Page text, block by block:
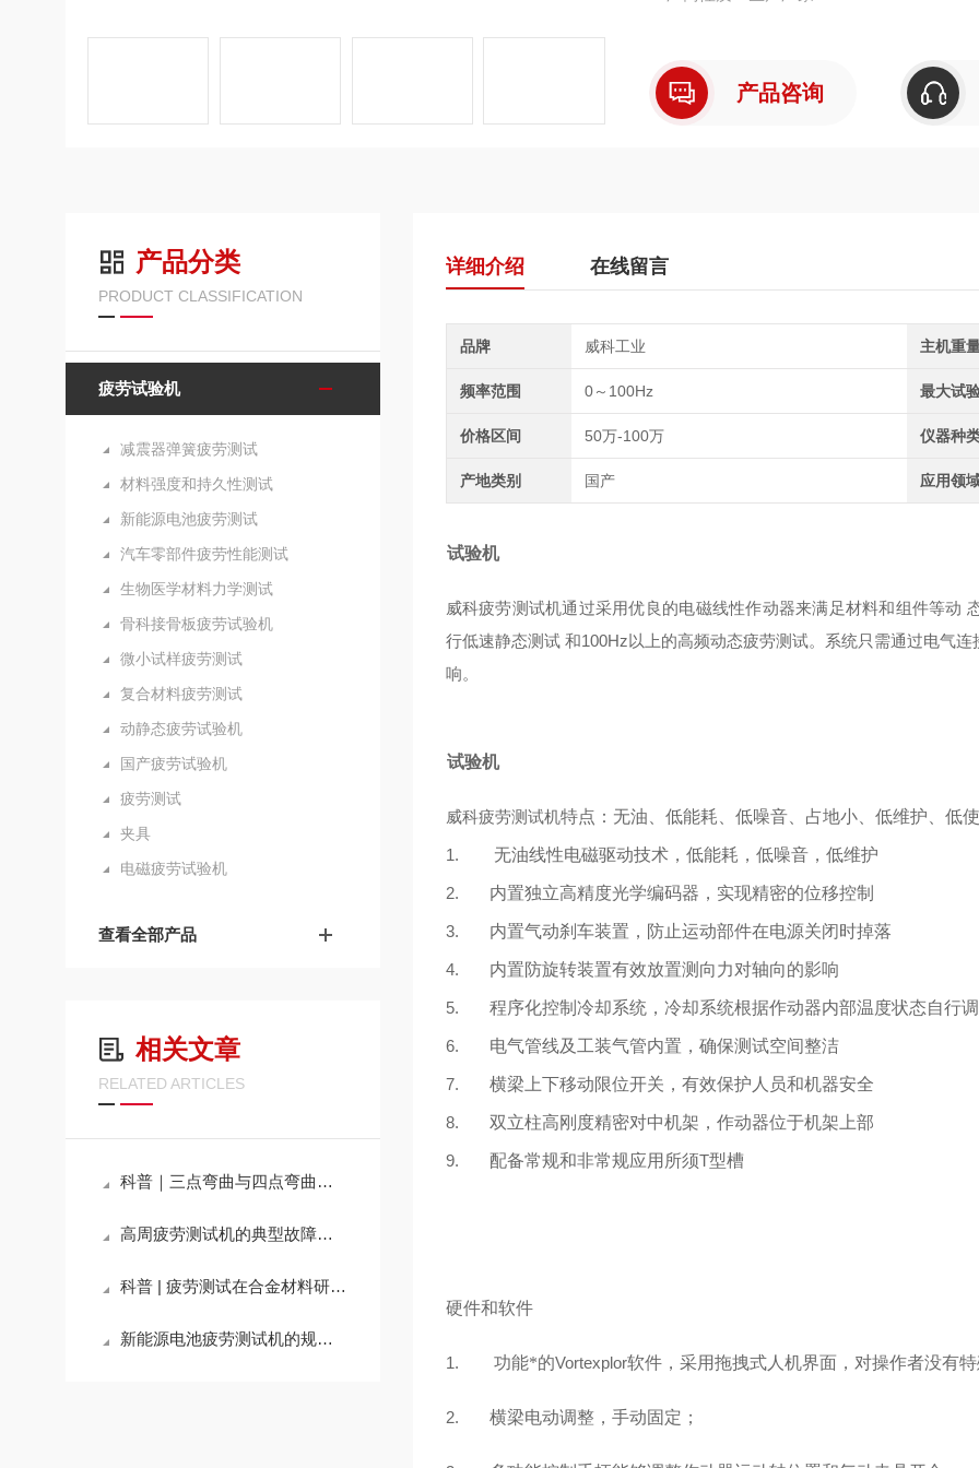
产品咨询
产品分类
PRODUCT CLASSIFICATION
疲劳试验机
减震器弹簧疲劳测试
材料强度和持久性测试
新能源电池疲劳测试
汽车零部件疲劳性能测试
生物医学材料力学测试
骨科接骨板疲劳试验机
微小试样疲劳测试
复合材料疲劳测试
动静态疲劳试验机
国产疲劳试验机
疲劳测试
夹具
电磁疲劳试验机
查看全部产品
相关文章
RELATED ARTICLES
科普｜三点弯曲与四点弯曲在疲劳测试中的区别
高周疲劳测试机的典型故障现象及其系统性应对策略分享
科普 | 疲劳测试在合金材料研发中的重要性
新能源电池疲劳测试机的规范操作流程分享
详细介绍 在线留言
品牌 威科工业 主机重
频率范围 0～100Hz 最大试
价格区间 50万-100万 仪器种
产地类别 国产 应用领
试验机
威科疲劳测试机通过采用优良的电磁线性作动器来满足材料和组件等动
行低速静态测试 和100Hz以上的高频动态疲劳测试。系统只需通过电气
响。
试验机
威科疲劳测试机特点：无油、低能耗、低噪音、占地小、低维护、低
1. 无油线性电磁驱动技术，低能耗，低噪音，低维护
2. 内置独立高精度光学编码器，实现精密的位移控制
3. 内置气动刹车装置，防止运动部件在电源关闭时掉落
4. 内置防旋转装置有效放置测向力对轴向的影响
5. 程序化控制冷却系统，冷却系统根据作动器内部温度状态自行
6. 电气管线及工装气管内置，确保测试空间整洁
7. 横梁上下移动限位开关，有效保护人员和机器安全
8. 双立柱高刚度精密对中机架，作动器位于机架上部
9. 配备常规和非常规应用所须T型槽
硬件和软件
1. 功能*的Vortexplor软件，采用拖拽式人机界面，对操作者没有
2. 横梁电动调整，手动固定；